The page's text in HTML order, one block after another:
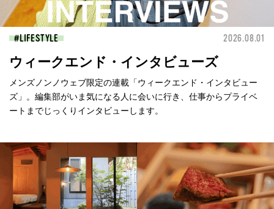
LIFESTYLE 2026.08.01
ウィークエンド・インタビューズ
メンズノンノウェブ限定の連載「ウィークエンド・インタビュー
ズ」。編集部がいま気になる人に会いに行き、仕事からプライベ
ートまでじっくりインタビューします。